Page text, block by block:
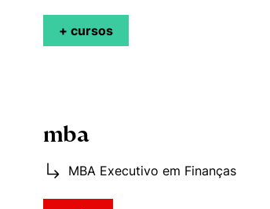
+ cursos
mba
MBA Executivo em Finanças